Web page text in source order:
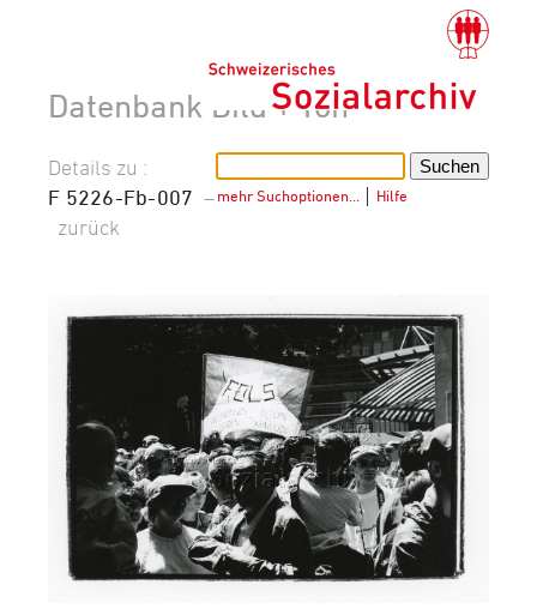
Datenbank Bild + Ton
mehr Suchoptionen… Hilfe
Details zu :
F 5226-Fb-007 –
zurück